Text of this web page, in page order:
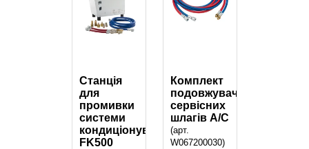
Станція
для
промивки
системи
кондиціонування
FK500
Комплект
подовжувачів
сервісних
шлагів А/С
(арт.
W067200030)